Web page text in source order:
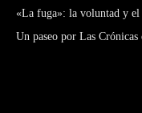
«La fuga»: la voluntad y el
Un paseo por Las Crónicas